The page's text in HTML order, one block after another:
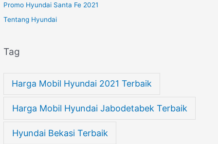
Promo Hyundai Santa Fe 2021
Tentang Hyundai
Tag
Harga Mobil Hyundai 2021 Terbaik
Harga Mobil Hyundai Jabodetabek Terbaik
Hyundai Bekasi Terbaik